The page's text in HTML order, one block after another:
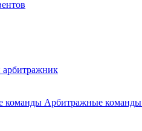
Арбитражные команды